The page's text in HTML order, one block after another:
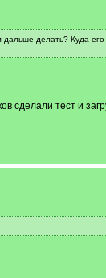
делать? Куда
сделали тест и